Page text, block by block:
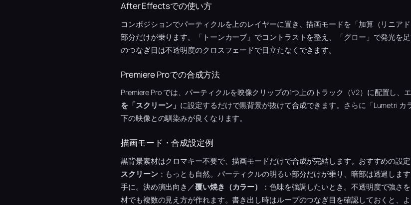
After Effectsでの使い方
コンポジションでパーティクルを上のレイヤーに置き、描画モードを「加算（リニア
部分だけが乗ります。「トーンカーブ」でコントラストを整え、「グロー」で発光を
のつなぎ目は不透明度のクロスフェードで目立たなくできます。
Premiere Proでの合成方法
Premiere Pro では、パーティクルを映像クリップの1つ上のトラック（V2）に配置し、
を「スクリーン」 に設定するだけで黒背景が抜けて合成できます。さらに「Lumetri
下の映像との馴染みが良くなります。
描画モード・合成設定例
黒背景素材はクロマキー不要で、描画モードだけで合成が完結します。おすすめの設定
スクリーン：もっとも自然。パーティクルの明るい部分だけが乗り、暗部は透過しま
手に。決め演出向き／覆い焼き（カラー）
：色味を強調したいとき。不透明度で強さ
材でも複数の見え方が作れます。書き出し時はループのつなぎ目を確認しておくと、よ